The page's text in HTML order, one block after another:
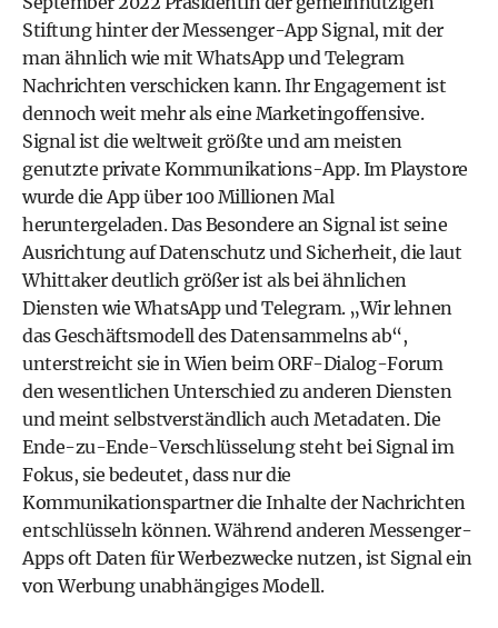
Stiftung hinter der Messenger-App Signal, mit der
man ähnlich wie mit WhatsApp und Telegram
Nachrichten verschicken kann. Ihr Engagement ist
dennoch weit mehr als eine Marketingoffensive.
Signal ist die weltweit größte und am meisten
genutzte private Kommunikations-App. Im Playstore
wurde die App über 100 Millionen Mal
heruntergeladen. Das Besondere an Signal ist seine
Ausrichtung auf Datenschutz und Sicherheit, die laut
Whittaker deutlich größer ist als bei ähnlichen
Diensten wie WhatsApp und Telegram. „Wir lehnen
das Geschäftsmodell des Datensammelns ab“,
unterstreicht sie in Wien beim ORF-Dialog-Forum
den wesentlichen Unterschied zu anderen Diensten
und meint selbstverständlich auch Metadaten. Die
Ende-zu-Ende-Verschlüsselung steht bei Signal im
Fokus, sie bedeutet, dass nur die
Kommunikationspartner die Inhalte der Nachrichten
entschlüsseln können. Während anderen Messenger-
Apps oft Daten für Werbezwecke nutzen, ist Signal ein
von Werbung unabhängiges Modell.